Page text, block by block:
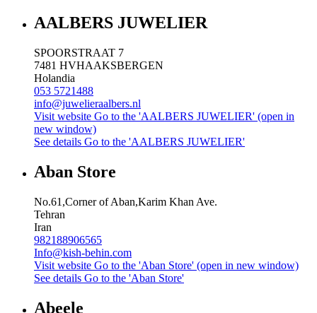
AALBERS JUWELIER
SPOORSTRAAT 7
7481 HVHAAKSBERGEN
Holandia
053 5721488
info@juwelieraalbers.nl
Visit website Go to the 'AALBERS JUWELIER' (open in
new window)
See details Go to the 'AALBERS JUWELIER'
Aban Store
No.61,Corner of Aban,Karim Khan Ave.
Tehran
Iran
982188906565
Info@kish-behin.com
Visit website Go to the 'Aban Store' (open in new window)
See details Go to the 'Aban Store'
Abeele